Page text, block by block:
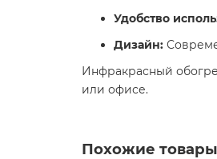
Удобство
Дизайн:
Инфракрасный
или офисе.
Похожие товары